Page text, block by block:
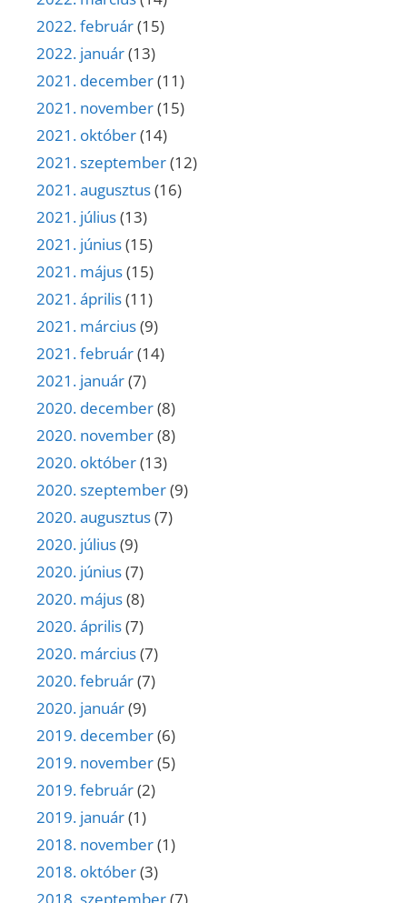
2022. február(15)
2022. január(13)
2021. december(11)
2021. november(15)
2021. október(14)
2021. szeptember(12)
2021. augusztus(16)
2021. július(13)
2021. június(15)
2021. május(15)
2021. április(11)
2021. március(9)
2021. február(14)
2021. január(7)
2020. december(8)
2020. november(8)
2020. október(13)
2020. szeptember(9)
2020. augusztus(7)
2020. július(9)
2020. június(7)
2020. május(8)
2020. április(7)
2020. március(7)
2020. február(7)
2020. január(9)
2019. december(6)
2019. november(5)
2019. február(2)
2019. január(1)
2018. november(1)
2018. október(3)
2018. szeptember(7)